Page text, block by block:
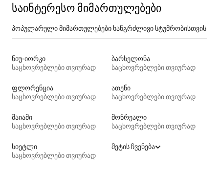
საინტერესო მიმართულებები
პოპულარული მიმართულებები ხანგრძლივი სტუმრობისთვის
ნიუ-იორკი
საცხოვრებლები თვიურად
ბარსელონა
საცხოვრებლები თვიურად
ფლორენცია
საცხოვრებლები თვიურად
ათენი
საცხოვრებლები თვიურად
მაიამი
საცხოვრებლები თვიურად
მონრეალი
საცხოვრებლები თვიურად
სიეტლი
საცხოვრებლები თვიურად
მეტის ჩვენება